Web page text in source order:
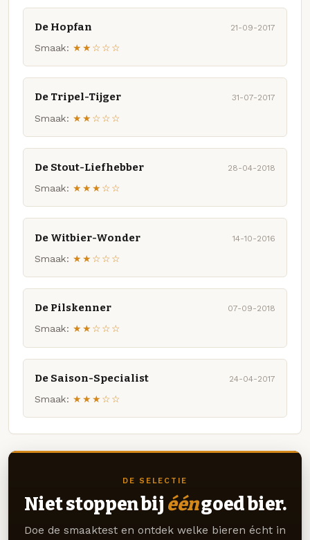
De Hopfan 21-09-2017
Smaak: ★★☆☆☆
De Tripel-Tijger 31-07-2017
Smaak: ★★☆☆☆
De Stout-Liefhebber 28-04-2018
Smaak: ★★★☆☆
De Witbier-Wonder 14-10-2016
Smaak: ★★☆☆☆
De Pilskenner 07-09-2018
Smaak: ★★☆☆☆
De Saison-Specialist 24-04-2017
Smaak: ★★★☆☆
DE SELECTIE
Niet stoppen bij ééngoed bier.
Doe de smaaktest en ontdek welke bieren écht in